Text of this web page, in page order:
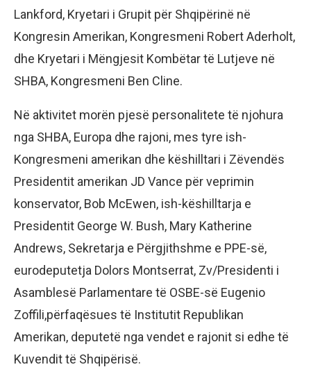
Lankford, Kryetari i Grupit për Shqipërinë në
Kongresin Amerikan, Kongresmeni Robert Aderholt,
dhe Kryetari i Mëngjesit Kombëtar të Lutjeve në
SHBA, Kongresmeni Ben Cline.
Në aktivitet morën pjesë personalitete të njohura
nga SHBA, Europa dhe rajoni, mes tyre ish-
Kongresmeni amerikan dhe këshilltari i Zëvendës
Presidentit amerikan JD Vance për veprimin
konservator, Bob McEwen, ish-këshilltarja e
Presidentit George W. Bush, Mary Katherine
Andrews, Sekretarja e Përgjithshme e PPE-së,
eurodeputetja Dolors Montserrat, Zv/Presidenti i
Asamblesë Parlamentare të OSBE-së Eugenio
Zoffili,përfaqësues të Institutit Republikan
Amerikan, deputetë nga vendet e rajonit si edhe të
Kuvendit të Shqipërisë.